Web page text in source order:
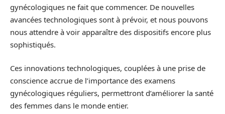
gynécologiques ne fait que commencer. De nouvelles
avancées technologiques sont à prévoir, et nous pouvons
nous attendre à voir apparaître des dispositifs encore plus
sophistiqués.
Ces innovations technologiques, couplées à une prise de
conscience accrue de l’importance des examens
gynécologiques réguliers, permettront d’améliorer la santé
des femmes dans le monde entier.